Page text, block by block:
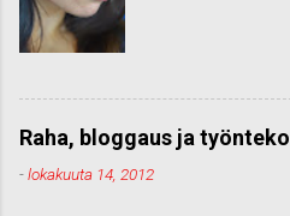
Raha, bloggaus ja työnteko
-lokakuuta 14, 2012